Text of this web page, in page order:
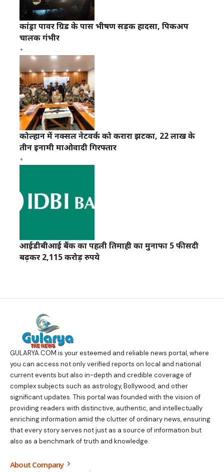
कांड्रा पावर ग्रिड के पास भीषण सड़क हादसा, पिकअप
चालक गंभीर
कोल्हान में नक्सल नेटवर्क को करारा झटका, 22 लाख के
तीन इनामी माओवादी गिरफ्तार
आईडीबीआई बैंक का पहली तिमाही का मुनाफा 5 फीसदी
बढ़कर 2,115 करोड़ रुपये
GULARYA.COM is your esteemed and reliable news portal, where
you can access not only verified reports on local and national
current events but also in-depth and credible coverage of
complex subjects such as astrology, Bollywood, and other
significant updates. This portal was founded with the vision of
providing readers with distinctive, authentic, and intellectually
enriching information amid the clutter of ordinary news, ensuring
that every story serves not just as a source of information but
also as a benchmark of truth and knowledge.
About Company